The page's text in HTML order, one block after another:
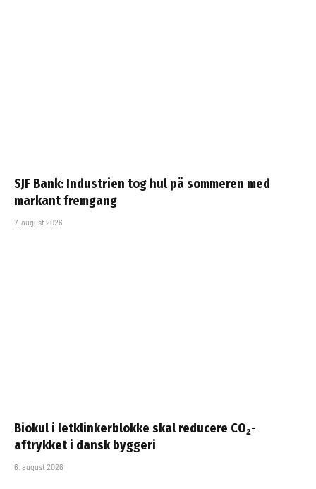
SJF Bank: Industrien tog hul på sommeren med
markant fremgang
7. august 2026
Biokul i letklinkerblokke skal reducere CO₂-
aftrykket i dansk byggeri
6. august 2026